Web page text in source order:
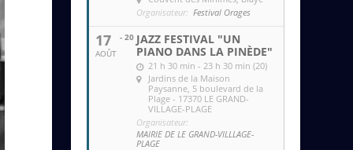
Organisateur: Festival Orages
17
AOÛT
- 20 JAZZ FESTIVAL "UN
PIANO DANS LA PINÈDE"
21 h 30 min - 23 h 30 min (20)
Jardins de la Maison
Paysanne , 5 boulevard de la
Plage - 17370 LE GRAND-
VILLAGE-PLAGE
Organisateur:
MAIRIE DE LE GRAND-VILLLAGE-
PLAGE